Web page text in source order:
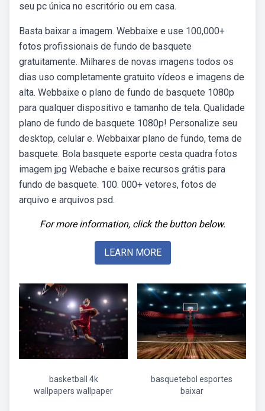
seu pc única no escritório ou em casa.
Basta baixar a imagem. Webbaixe e use 100,000+
fotos profissionais de fundo de basquete
gratuitamente. Milhares de novas imagens todos os
dias uso completamente gratuito vídeos e imagens de
alta. Webbaixe o plano de fundo de basquete 1080p
para qualquer dispositivo e tamanho de tela. Qualidade
plano de fundo de basquete 1080p! Personalize seu
desktop, celular e. Webbaixar plano de fundo, tema de
basquete. Bola basquete esporte cesta quadra fotos
imagem jpg Webache e baixe recursos grátis para
fundo de basquete. 100. 000+ vetores, fotos de
arquivo e arquivos psd.
For more information, click the button below.
LEARN MORE
basketball 4k
wallpapers wallpaper
basquetebol esportes
baixar